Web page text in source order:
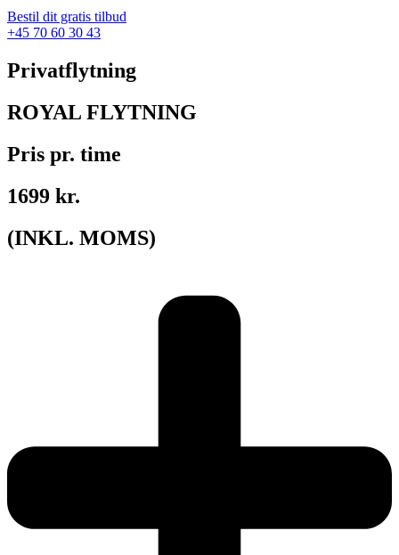
Bestil dit gratis tilbud
+45 70 60 30 43
Privatflytning
ROYAL FLYTNING
Pris pr. time
1699 kr.
(INKL. MOMS)